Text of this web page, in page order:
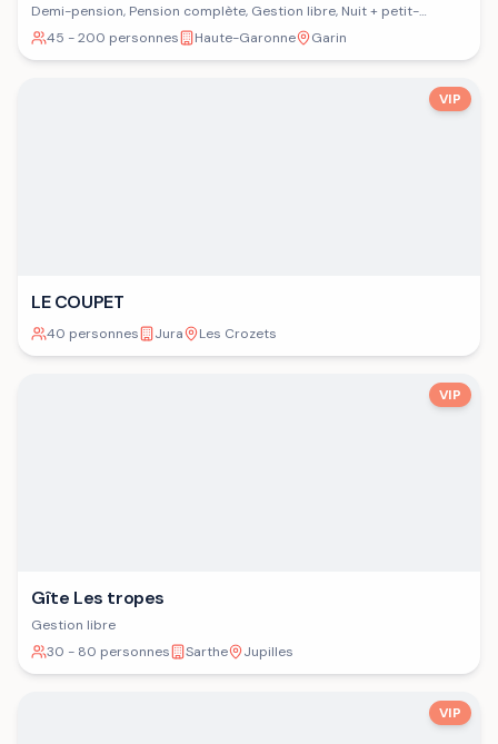
Demi-pension, Pension complète, Gestion libre, Nuit + petit-
déjeuner
45 - 200 personnes Haute-Garonne Garin
VIP
LE COUPET
40 personnes Jura Les Crozets
VIP
Gîte Les tropes
Gestion libre
30 - 80 personnes
Sarthe Jupilles
VIP